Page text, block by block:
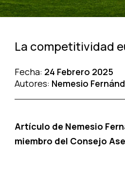
La competitividad
Fecha: 24 Febrero 2025
Autores: Nemesio
Artículo de Nemesio
miembro del Consejo